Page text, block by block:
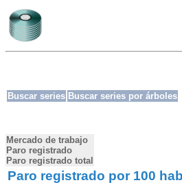
Buscar series Buscar series por árboles
Mercado de trabajo
Paro registrado
Paro registrado total
Paro registrado por 100